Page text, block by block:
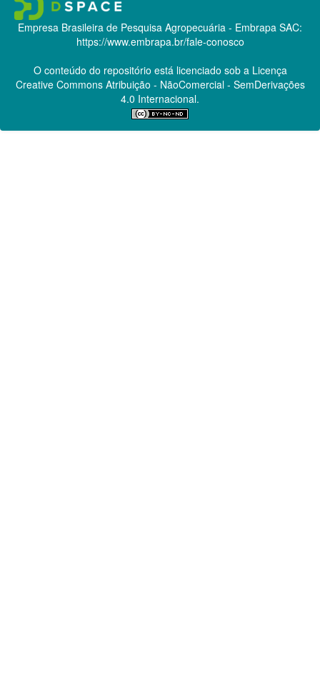
Empresa Brasileira de Pesquisa Agropecuária - Embrapa SAC:
https://www.embrapa.br/fale-conosco
O conteúdo do repositório está licenciado sob a Licença
Creative CommonsAtribuição - NãoComercial - SemDerivações
4.0 Internacional.